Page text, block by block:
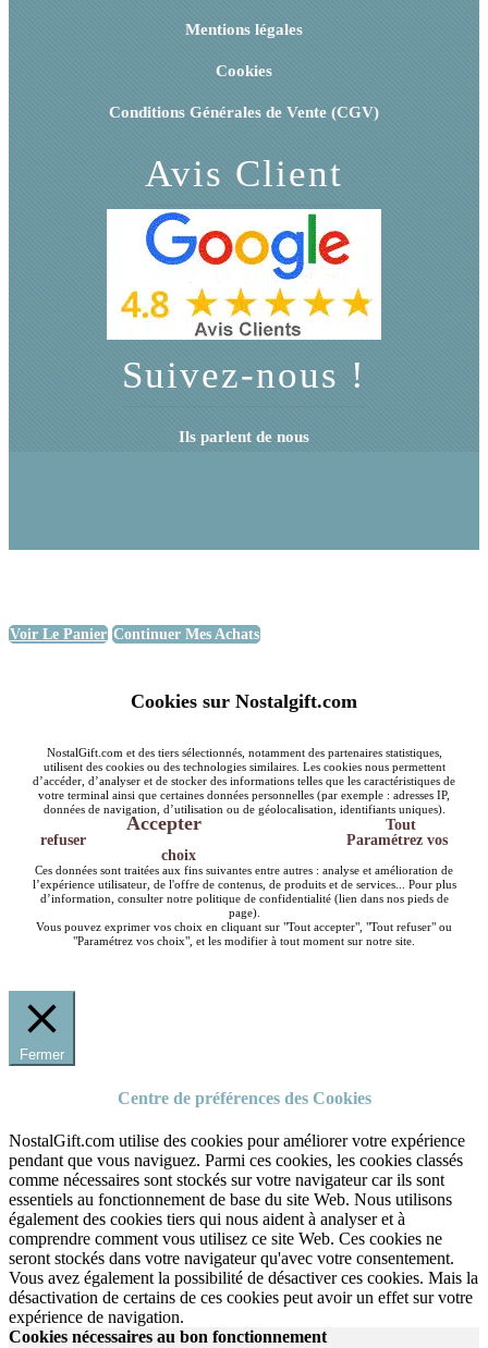
Mentions légales
Cookies
Conditions Générales de Vente (CGV)
Avis Client
Suivez-nous !
Ils parlent de nous
Voir Le Panier Continuer Mes Achats
Cookies sur Nostalgift.com
NostalGift.com et des tiers sélectionnés, notamment des partenaires statistiques,
utilisent des cookies ou des technologies similaires. Les cookies nous permettent
d’accéder, d’analyser et de stocker des informations telles que les caractéristiques de
votre terminal ainsi que certaines données personnelles (par exemple : adresses IP,
données de navigation, d’utilisation ou de géolocalisation, identifiants uniques).
Accepter
Tout
refuser
Paramétrez vos
choix
Ces données sont traitées aux fins suivantes entre autres : analyse et amélioration de
l’expérience utilisateur, de l'offre de contenus, de produits et de services... Pour plus
d’information, consulter notre politique de confidentialité (lien dans nos pieds de
page).
Vous pouvez exprimer vos choix en cliquant sur "Tout accepter", "Tout refuser" ou
"Paramétrez vos choix", et les modifier à tout moment sur notre site.
Fermer
Centre de préférences des Cookies
NostalGift.com utilise des cookies pour améliorer votre expérience
pendant que vous naviguez. Parmi ces cookies, les cookies classés
comme nécessaires sont stockés sur votre navigateur car ils sont
essentiels au fonctionnement de base du site Web. Nous utilisons
également des cookies tiers qui nous aident à analyser et à
comprendre comment vous utilisez ce site Web. Ces cookies ne
seront stockés dans votre navigateur qu'avec votre consentement.
Vous avez également la possibilité de désactiver ces cookies. Mais la
désactivation de certains de ces cookies peut avoir un effet sur votre
expérience de navigation.
Cookies nécessaires au bon fonctionnement